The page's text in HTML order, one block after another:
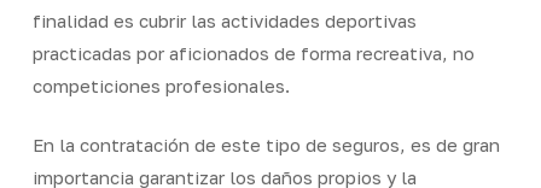
finalidad es cubrir las actividades deportivas
practicadas por aficionados de forma recreativa, no
competiciones profesionales.
En la contratación de este tipo de seguros, es de gran
importancia garantizar los daños propios y la